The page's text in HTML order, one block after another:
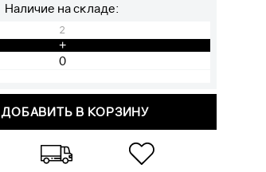
Наличие на складе:
2
+
ДОБАВИТЬ В КОРЗИНУ